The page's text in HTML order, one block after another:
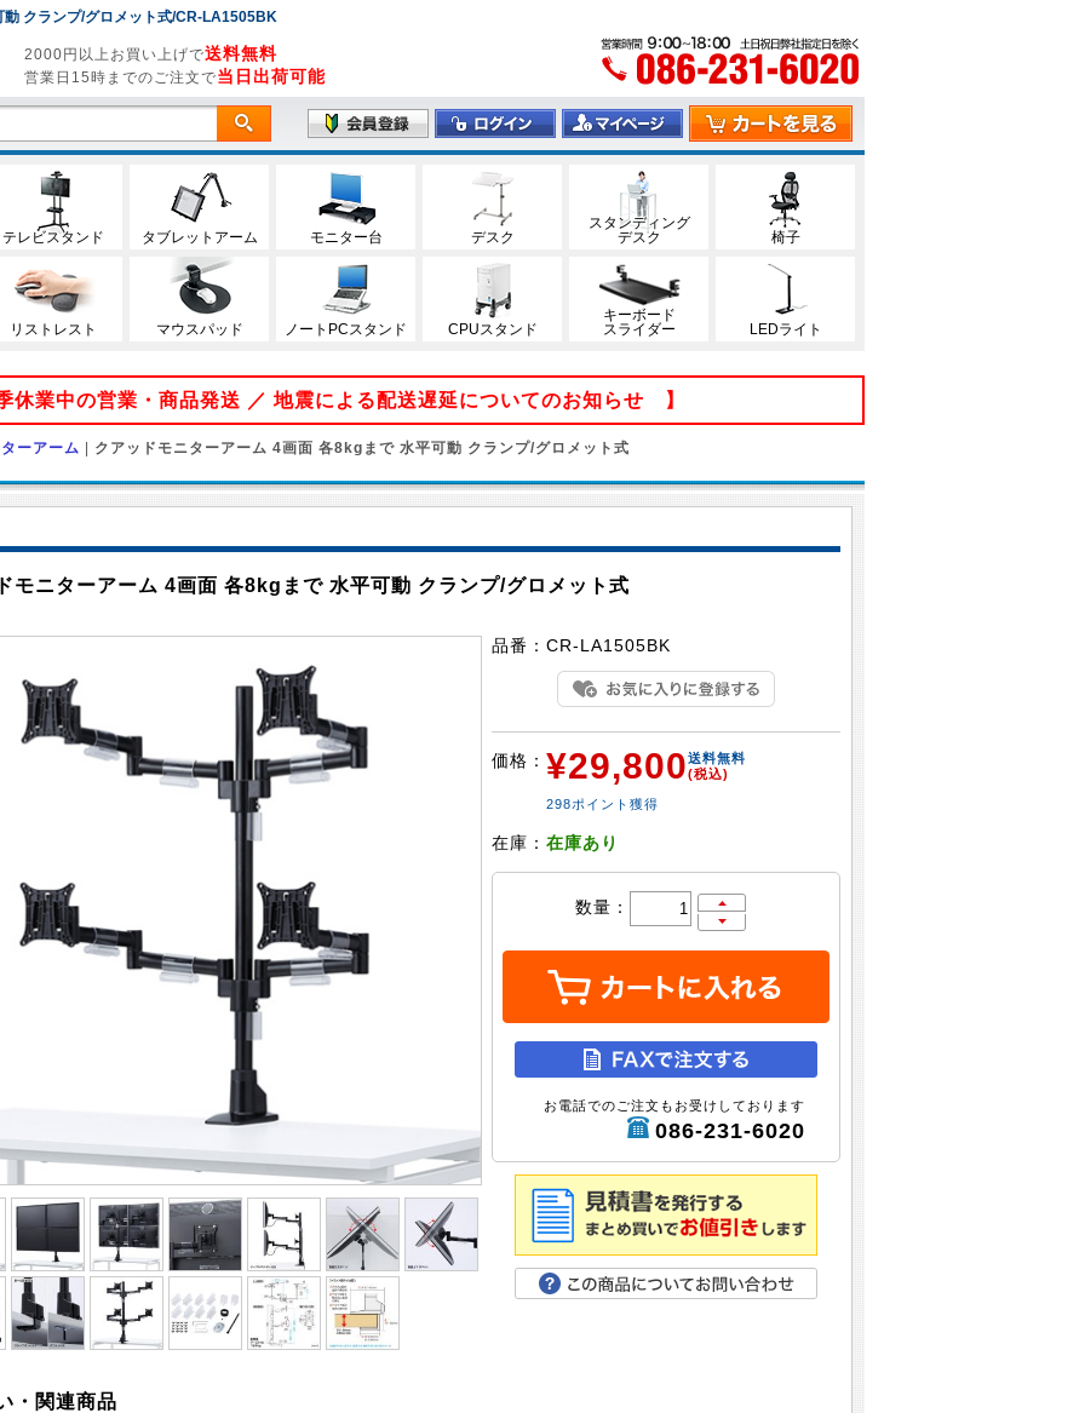
クランプ/グロメット式/CR-LA1505BK
2000円以上お買い上げで送料無料
営業日15時までのご注文で当日出荷可能
テレビスタンド タブレットアーム モニター台 デスク
スタンディング
デスク
椅子
リストレスト マウスパッド ノートPCスタンド CPUスタンド
キーボード
スライダー
LEDライト
業中の営業・商品発送 ／ 地震による配送遅延についてのお知らせ 】
ーアーム | クアッドモニターアーム 4画面 各8kgまで 水平可動 クランプ/グロメット式
モニターアーム 4画面 各8kgまで 水平可動 クランプ/グロメット式
・関連商品
品番： CR-LA1505BK
価格： ¥29,800送料無料
(税込)
298ポイント獲得
在庫： 在庫あり
数量：
お電話でのご注文もお受けしております
086-231-6020